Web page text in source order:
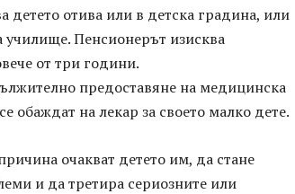
отива или в детска градина, или
училище. Пенсионерът изисква
от три години.
предоставяне на медицинска
на лекар за своето малко дете.
очакват детето им, да стане
и да третира сериозните или